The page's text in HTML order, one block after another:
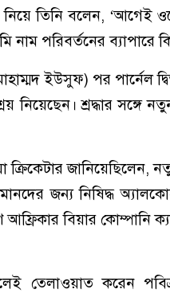
নিয়ে তিনি বলেন, ‘আগেই
নাম পরিবর্তনের ব্যাপারে
ইউসুফ) পর পার্নেল
নিয়েছেন। শ্রদ্ধার সঙ্গে
ক্রিকেটার জানিয়েছিলেন,
জন্য নিষিদ্ধ
আফ্রিকার বিয়ার কোম্পানি
তেলাওয়াত করেন